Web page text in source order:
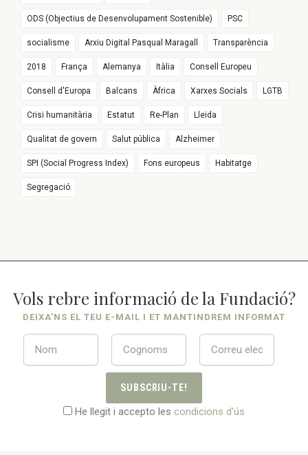
ODS (Objectius de Desenvolupament Sostenible) PSC
socialisme Arxiu Digital Pasqual Maragall Transparència
2018 França Alemanya Itàlia Consell Europeu
Consell d'Europa Balcans Àfrica Xarxes Socials LGTB
Crisi humanitària Estatut Re-Plan Lleida
Qualitat de govern Salut pública Alzheimer
SPI (Social Progress Index) Fons europeus Habitatge
Segregació
Vols rebre informació de la Fundació?
DEIXA’NS EL TEU E-MAIL I ET MANTINDREM INFORMAT
SUBSCRIU-TE!
He llegit i accepto les condicions d'ús